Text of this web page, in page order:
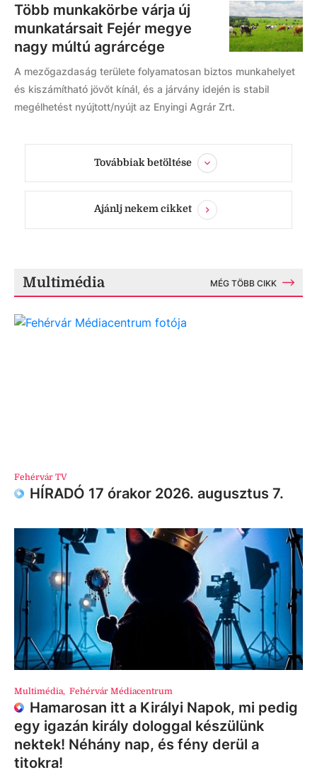
Több munkakörbe várja új
munkatársait Fejér megye
nagy múltú agrárcége
A mezőgazdaság területe folyamatosan biztos munkahelyet
és kiszámítható jövőt kínál, és a járvány idején is stabil
megélhetést nyújtott/nyújt az Enyingi Agrár Zrt.
Továbbiak betöltése
Ajánlj nekem cikket
Multimédia MÉG TÖBB CIKK
Fehérvár TV
HÍRADÓ 17 órakor 2026. augusztus 7.
Multimédia, Fehérvár Médiacentrum
Hamarosan itt a Királyi Napok, mi pedig
egy igazán király dologgal készülünk
nektek! Néhány nap, és fény derül a
titokra!